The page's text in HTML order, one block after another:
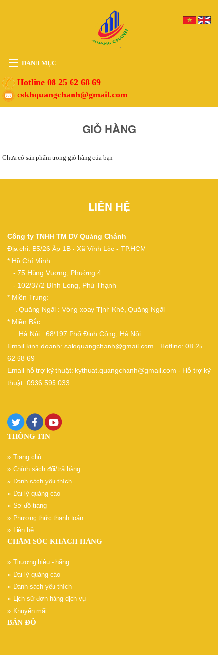
DANH MỤC
HOME
THIẾT BỊ
TIN TỨC
Hotline 08 25 62 68 69
cskhquangchanh@gmail.com
GIỎ HÀNG
Chưa có sản phẩm trong giỏ hàng của bạn
LIÊN HỆ
Công ty TNHH TM DV Quảng Chánh
Địa chỉ: B5/26 Ấp 1B - Xã Vĩnh Lộc - TP.HCM
* Hồ Chí Minh:
- 75 Hùng Vương, Phường 4
- 102/37/2 Bình Long, Phú Thạnh
* Miền Trung:
. Quảng Ngãi : Vòng xoay Tịnh Khê, Quảng Ngãi
* Miền Bắc :
. Hà Nội : 68/197 Phố Định Công, Hà Nội
Email kinh doanh: salequangchanh@gmail.com - Hotline: 08 25
62 68 69
Email hỗ trợ kỹ thuật: kythuat.quangchanh@gmail.com - Hỗ trợ kỹ
thuật: 0936 595 033
THÔNG TIN
Trang chủ
Chính sách đổi/trả hàng
Danh sách yêu thích
Đại lý quảng cáo
Sơ đồ trang
Phương thức thanh toán
Liên hệ
CHĂM SÓC KHÁCH HÀNG
Thương hiệu - hãng
Đại lý quảng cáo
Danh sách yêu thích
Lịch sử đơn hàng dịch vụ
Khuyến mãi
BẢN ĐỒ